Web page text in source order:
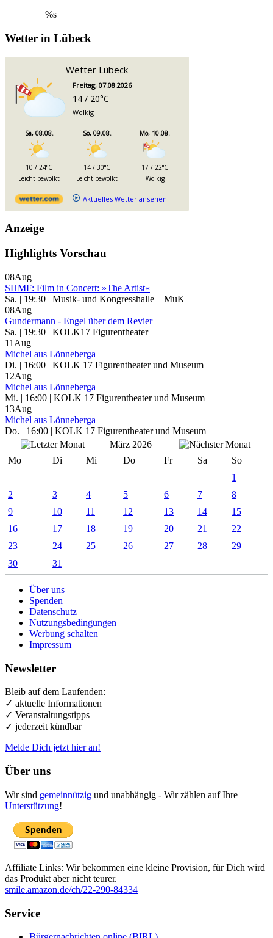
%s
Wetter in Lübeck
Wetter Lübeck
Freitag, 07.08.2026
14 / 20°C
Wolkig
Sa, 08.08.
10 / 24°C
Leicht bewölkt
So, 09.08.
14 / 30°C
Leicht bewölkt
Mo, 10.08.
17 / 22°C
Wolkig
Aktuelles Wetter ansehen
Anzeige
Highlights Vorschau
08Aug
SHMF: Film in Concert: »The Artist«
Sa. | 19:30 | Musik- und Kongresshalle – MuK
08Aug
Gundermann - Engel über dem Revier
Sa. | 19:30 | KOLK17 Figurentheater
11 Aug
Michel aus Lönneberga
Di. | 16:00 | KOLK 17 Figurentheater und Museum
12Aug
Michel aus Lönneberga
Mi. | 16:00 | KOLK 17 Figurentheater und Museum
13Aug
Michel aus Lönneberga
Do. | 16:00 | KOLK 17 Figurentheater und Museum
März 2026
Mo
Di Mi Do Fr Sa
So
1
2
3 4 5 6 7
8
9
10 11 12 13 14
15
16
17 18 19 20 21
22
23
24 25 26 27 28
29
30
31
Über uns
Spenden
Datenschutz
Nutzungsbedingungen
Werbung schalten
Impressum
Newsletter
Bleib auf dem Laufenden:
✓ aktuelle Informationen
✓ Veranstaltungstipps
✓ jederzeit kündbar
Melde Dich jetzt hier an!
Über uns
Wir sind gemeinnützig und unabhängig - Wir zählen auf Ihre
Unterstützung!
Affiliate Links: Wir bekommen eine kleine Provision, für Dich wird
das Produkt aber nicht teurer.
smile.amazon.de/ch/22-290-84334
Service